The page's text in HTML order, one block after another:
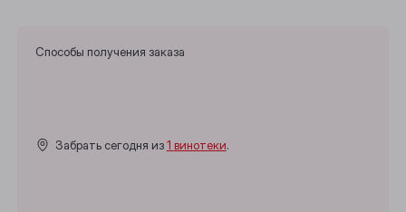
Способы получения заказа
Забрать сегодня из 1 винотеки.